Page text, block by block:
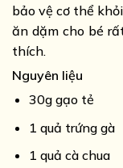
bảo vệ cơ thể
ăn dặm cho bé
thích.
Nguyên liệu
30g gạo tẻ
1 quả trứng gà
1 quả cà chua